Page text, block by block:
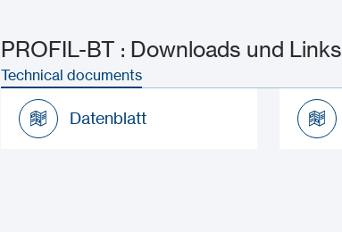
PROFIL-BT : Downloads und Links
Technical documents
Datenblatt